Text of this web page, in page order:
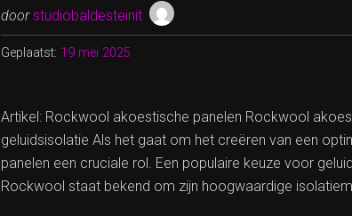
door studiobaldesteinit
Geplaatst: 19 mei 2025
Artikel: Rockwool akoestische panelen Rockwool
geluidsisolatie Als het gaat om het creëren van een
panelen een cruciale rol. Een populaire keuze voor
Rockwool staat bekend om zijn hoogwaardige